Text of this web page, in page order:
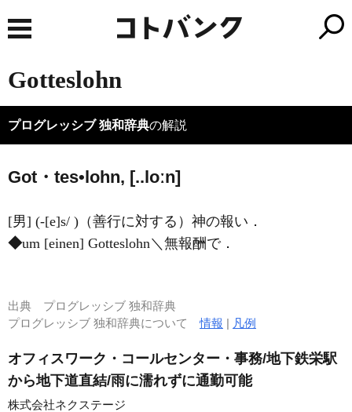
Gotteslohn
プログレッシブ 独和辞典の解説
Got・tes•lohn, [..loːn]
[男] (-[e]s/ )（善行に対する）神の報い．
◆um [einen] Gotteslohn＼無報酬で．
出典 プログレッシブ 独和辞典
プログレッシブ 独和辞典について情報 | 凡例
オフィスワーク・コールセンター・事務/地下鉄栄駅
から地下道直結/雨に濡れずに通勤可能
株式会社ネクステージ